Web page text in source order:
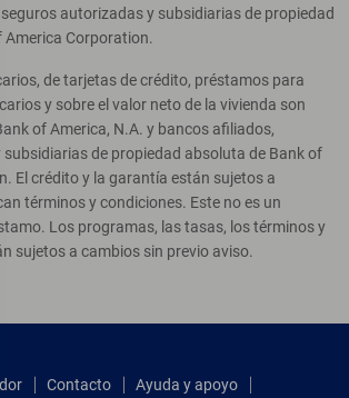
autorizadas y subsidiarias de propiedad
Corporation.
de tarjetas de crédito, préstamos para
y sobre el valor neto de la vivienda son
of America, N.A. y bancos afiliados,
subsidiarias de propiedad absoluta de Bank of
El crédito y la garantía están sujetos a
términos y condiciones. Este no es un
Los programas, las tasas, los términos y
sujetos a cambios sin previo aviso.
Contacto
Ayuda y apoyo